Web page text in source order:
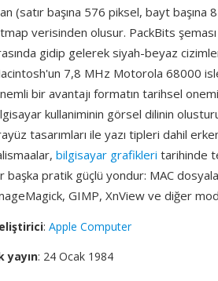
(satır başına 576 piksel, bayt başına
verisinden olusur. PackBits
gidip gelerek siyah-beyaz
7,8 MHz Motorola 68000
bir avantajı formatın tarihsel
kullaniminin görsel dilinin
tasarımları ile yazı tipleri dahil
bilgisayar grafikleri tarihinde
başka pratik güçlü yondur: MAC
GIMP, XnView ve diğer
: Apple Computer
yayın: 24 Ocak 1984